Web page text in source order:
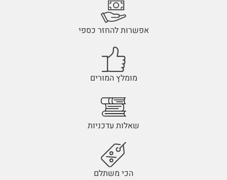
אפשרות להחזר כספי
מומלץ המורים
שאלות עדכניות
הכי משתלם